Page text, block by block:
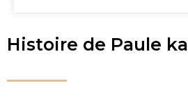
Histoire de Paule ka